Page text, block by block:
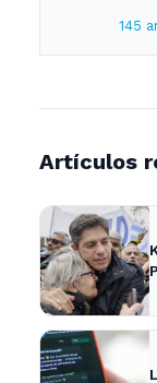
145
Artículos